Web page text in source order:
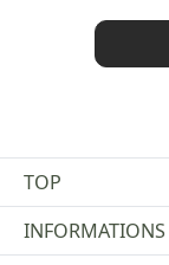
TOP
INFORMATIONS